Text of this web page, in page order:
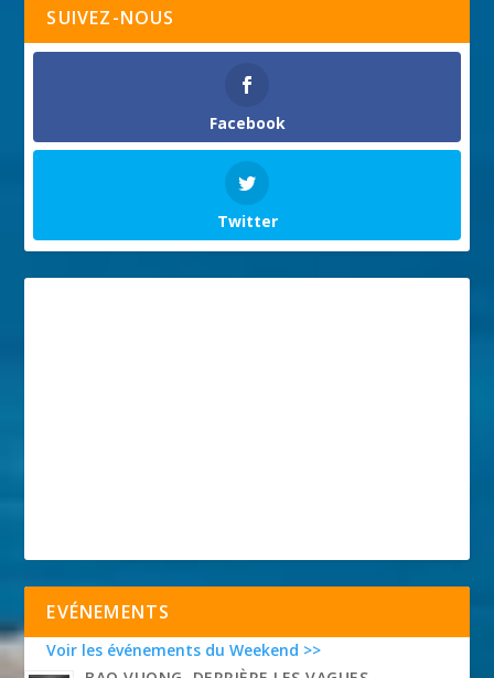
SUIVEZ-NOUS
Facebook
Twitter
EVÉNEMENTS
Voir les événements du Weekend >>